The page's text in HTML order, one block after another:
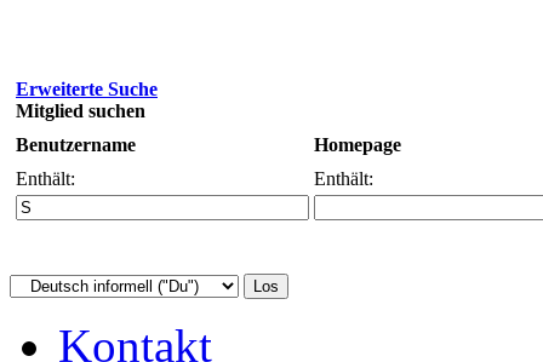
Erweiterte Suche
Mitglied suchen
Benutzername
Homepage
Enthält:
Enthält:
Kontakt